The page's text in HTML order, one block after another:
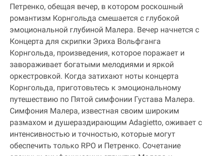
Петренко, обещая вечер, в котором роскошный
романтизм Корнгольда смешается с глубокой
эмоциональной глубиной Малера. Вечер начнется с
Концерта для скрипки Эриха Вольфганга
Корнгольда, произведения, которое поражает и
завораживает богатыми мелодиями и яркой
оркестровкой. Когда затихают ноты концерта
Корнгольда, приготовьтесь к эмоциональному
путешествию по Пятой симфонии Густава Малера.
Симфония Малера, известная своим широким
размахом и душераздирающим Adagietto, оживает с
интенсивностью и точностью, которые могут
обеспечить только RPO и Петренко. Сочетание